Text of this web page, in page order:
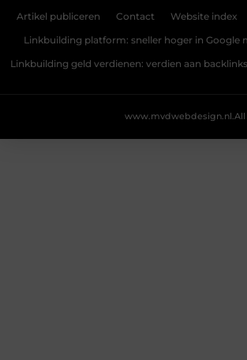
Artikel publiceren Contact Website index
Linkbuilding platform: sneller hoger in Google
Linkbuilding geld verdienen: verdien aan
All
www.mvdwebdesign.nl.